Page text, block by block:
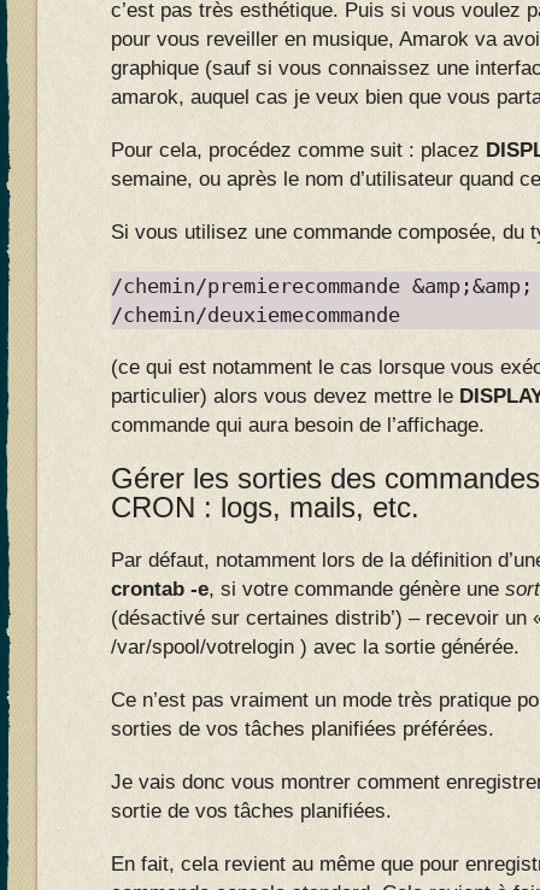
c’est pas très esthétique. Puis si vous voulez
pour vous reveiller en musique, Amarok va
graphique (sauf si vous connaissez une
amarok, auquel cas je veux bien que vous
Pour cela, procédez comme suit : placez
semaine, ou après le nom d’utilisateur quand
Si vous utilisez une commande composée, du
/chemin/premierecommande &amp;&amp;
/chemin/deuxiemecommande
(ce qui est notamment le cas lorsque vous
particulier) alors vous devez mettre le
commande qui aura besoin de l’affichage.
Gérer les sorties des
CRON : logs, mails, etc.
Par défaut, notamment lors de la définition
crontab -e, si votre commande génère une
(désactivé sur certaines distrib’) – recevoir un
/var/spool/votrelogin ) avec la sortie générée.
Ce n’est pas vraiment un mode très pratique
sorties de vos tâches planifiées préférées.
Je vais donc vous montrer comment
sortie de vos tâches planifiées.
En fait, cela revient au même que pour